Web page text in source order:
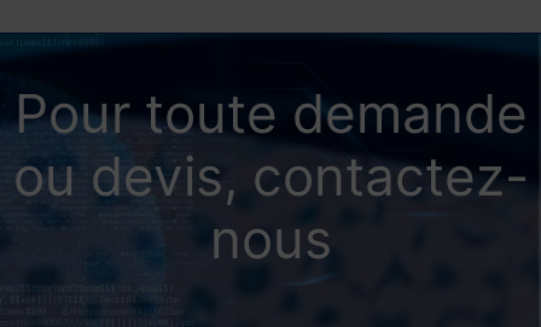
Pour toute demande
ou devis, contactez-
nous